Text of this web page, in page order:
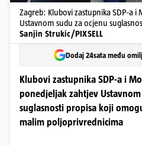
Zagreb: Klubovi zastupnika SDP-a
Ustavnom sudu za ocjenu
Sanjin Strukic/PIXSELL
Dodaj 24sata među
Klubovi zastupnika SDP-a i
ponedjeljak zahtjev
suglasnosti propisa koji
malim poljoprivrednicima